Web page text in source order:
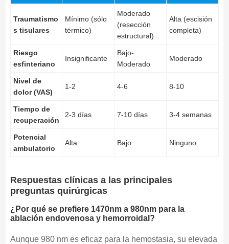
Traumatismo
s tisulares
Mínimo (sólo
térmico)
Moderado
(resección
estructural)
Alta (escisión
completa)
Riesgo
esfinteriano
Insignificante
Bajo-
Moderado
Moderado
Nivel de
dolor (VAS)
1-2 4-6 8-10
Tiempo de
recuperación
2-3 días 7-10 días 3-4 semanas
Potencial
ambulatorio
Alta Bajo Ninguno
Respuestas clínicas a las principales
preguntas quirúrgicas
¿Por qué se prefiere 1470nm a 980nm para la
ablación endovenosa y hemorroidal?
Aunque 980 nm es eficaz para la hemostasia, su elevada